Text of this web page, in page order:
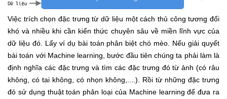
Việc trích chọn đặc trưng từ dữ liệu một cách thủ công tương đối
khó và nhiều khi cần kiến thức chuyên sâu về miền lĩnh vực của
dữ liệu đó. Lấy ví dụ bài toán phân biệt chó mèo. Nếu giải quyết
bài toán với Machine learning, bước đầu tiên chúng ta phải làm là
định nghĩa các đặc trưng và tìm các đặc trưng đó từ ảnh (có râu
không, có tai không, có nhọn không,....). Rồi từ những đặc trưng
đó sử dụng thuật toán phân loại của Machine learning để đưa ra